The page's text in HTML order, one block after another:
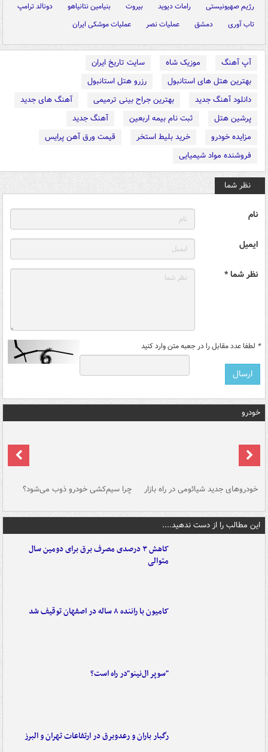
رژیم صهیونیستی
رامات دیوید بیروت بنیامین نتانیاهو
دونالد ترامپ
تاب آوری
دمشق عملیات نصر عملیات موشکی ایران
آپ آهنگ موزیک شاه
سایت تاریخ ایران
بهترین هتل های استانبول
رزرو هتل استانبول
دانلود آهنگ جدید
بهترین جراح بینی ترمیمی
آهنگ های جدید
پرشین هتل
ثبت نام بیمه اربعین
آهنگ جدید
مزایده خودرو
خرید بلیط استخر
قیمت ورق آهن پرایس
فروشنده مواد شیمیایی
نظر شما
نام
ایمیل
نظر شما *
* لطفا عدد مقابل را در جعبه متن وارد کنید
خودرو
خودروهای جدید شیائومی در راه بازار چرا سیم‌کشی خودرو ذوب می‌شود؟
این مطالب را از دست ندهید....
کاهش ۳ درصدی مصرف برق برای دومین سال
متوالی
کامیون با راننده ۸ ساله در اصفهان توقیف شد
"سوپر ال‌نینو"در راه است؟
رگبار باران و رعدوبرق در ارتفاعات تهران و البرز